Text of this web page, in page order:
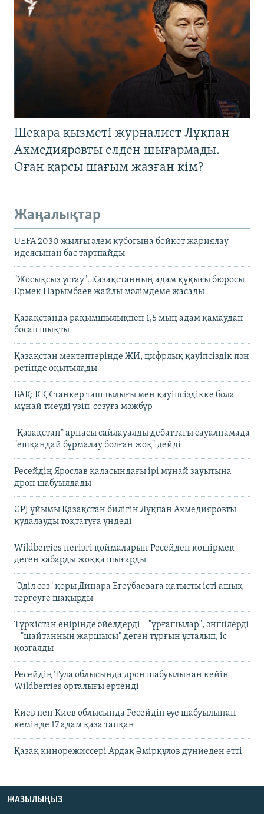
Шекара қызметі журналист Лұқпан
Ахмедияровты елден шығармады.
Оған қарсы шағым жазған кім?
Жаңалықтар
UEFA 2030 жылғы әлем кубогына бойкот жариялау
идеясынан бас тартпайды
"Жосықсыз ұстау". Қазақстанның адам құқығы бюросы
Ермек Нарымбаев жайлы мәлімдеме жасады
Қазақстанда рақымшылықпен 1,5 мың адам қамаудан
босап шықты
Қазақстан мектептерінде ЖИ, цифрлық қауіпсіздік пән
ретінде оқытылады
БАҚ: КҚК танкер тапшылығы мен қауіпсіздікке бола
мұнай тиеуді үзіп-созуға мәжбүр
"Қазақстан" арнасы сайлауалды дебаттағы сауалнамада
"ешқандай бұрмалау болған жоқ" дейді
Ресейдің Ярослав қаласындағы ірі мұнай зауытына
дрон шабуылдады
CPJ ұйымы Қазақстан билігін Лұқпан Ахмедияровты
қудалауды тоқтатуға үндеді
Wildberries негізгі қоймаларын Ресейден көшірмек
деген хабарды жоққа шығарды
"Әділ сөз" қоры Динара Егеубаеваға қатысты істі ашық
тергеуге шақырды
Түркістан өңірінде әйелдерді – "ұрғашылар", әншілерді
– "шайтанның жаршысы" деген тұрғын ұсталып, іс
қозғалды
Ресейдің Тула облысында дрон шабуылынан кейін
Wildberries орталығы өртенді
Киев пен Киев облысында Ресейдің әуе шабуылынан
кемінде 17 адам қаза тапқан
Қазақ кинорежиссері Ардақ Әмірқұлов дүниеден өтті
ЖАЗЫЛЫҢЫЗ